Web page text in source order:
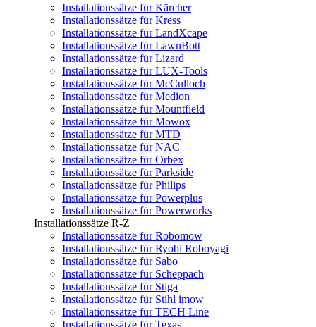
Installationssätze für Kärcher
Installationssätze für Kress
Installationssätze für LandXcape
Installationssätze für LawnBott
Installationssätze für Lizard
Installationssätze für LUX-Tools
Installationssätze für McCulloch
Installationssätze für Medion
Installationssätze für Mountfield
Installationssätze für Mowox
Installationssätze für MTD
Installationssätze für NAC
Installationssätze für Orbex
Installationssätze für Parkside
Installationssätze für Philips
Installationssätze für Powerplus
Installationssätze für Powerworks
Installationssätze R-Z
Installationssätze für Robomow
Installationssätze für Ryobi Roboyagi
Installationssätze für Sabo
Installationssätze für Scheppach
Installationssätze für Stiga
Installationssätze für Stihl imow
Installationssätze für TECH Line